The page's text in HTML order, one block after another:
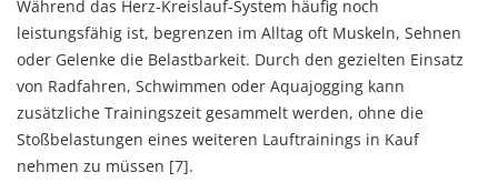
Während das Herz-Kreislauf-System häufig noch
leistungsfähig ist, begrenzen im Alltag oft Muskeln, Sehnen
oder Gelenke die Belastbarkeit. Durch den gezielten Einsatz
von Radfahren, Schwimmen oder Aquajogging kann
zusätzliche Trainingszeit gesammelt werden, ohne die
Stoßbelastungen eines weiteren Lauftrainings in Kauf
nehmen zu müssen [7].